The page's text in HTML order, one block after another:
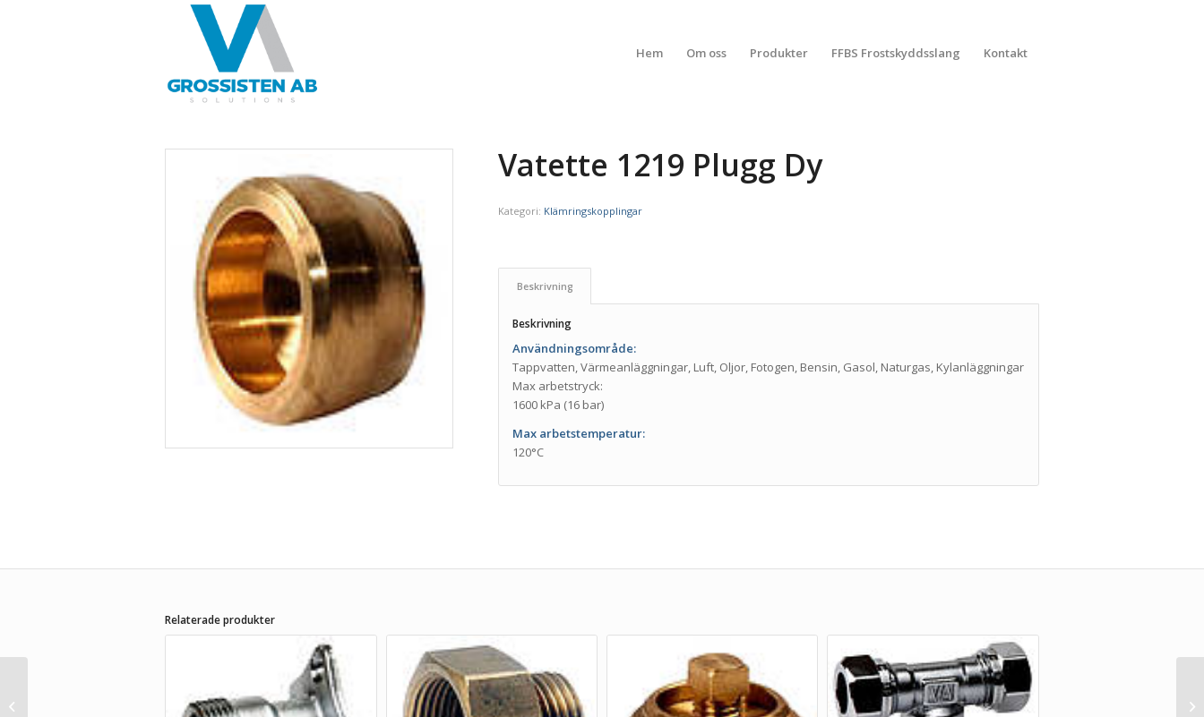
Hem Om oss Produkter FFBS Frostskyddsslang Kontakt
Vatette 1219 Plugg Dy
Kategori: Klämringskopplingar
Beskrivning
Beskrivning
Användningsområde:
Tappvatten, Värmeanläggningar, Luft, Oljor, Fotogen, Bensin, Gasol, Naturgas, Kylanläggningar
Max arbetstryck:
1600 kPa (16 bar)
Max arbetstemperatur:
120°C
Relaterade produkter